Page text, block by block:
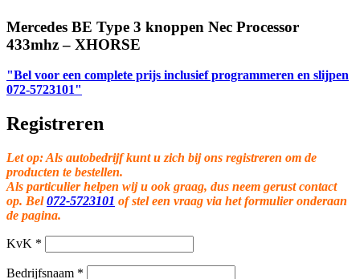
Mercedes BE Type 3 knoppen Nec Processor
433mhz – XHORSE
"Bel voor een complete prijs inclusief programmeren en slijpen
072-5723101"
Registreren
Let op: Als autobedrijf kunt u zich bij ons registreren om de
producten te bestellen.
Als particulier helpen wij u ook graag, dus neem gerust contact
op. Bel072-5723101 of stel een vraag via het formulier onderaan
de pagina.
KvK *
Bedrijfsnaam *